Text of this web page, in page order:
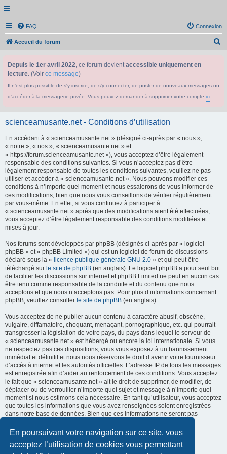
En poursuivant votre navigation sur ce site, vous
acceptez l’utilisation de cookies vous permettant
FAQ Connexion
Accueil du forum
Depuis le 1er avril 2022, ce forum devientaccessible uniquement en
lecture. (Voir ce message)
Il n'est plus possible de s'y inscrire, de s'y connecter, de poster de nouveaux messages ou
d'accéder à la messagerie privée. Vous pouvez demander à supprimer votre compte ici
scienceamusante.net - Conditions d’utilisation
En accédant à « scienceamusante.net » (désigné ci-après par « nous »,
« notre », « nos », « scienceamusante.net » et
« https://forum.scienceamusante.net »), vous acceptez d’être légalement
responsable des conditions suivantes. Si vous n’acceptez pas d’être
légalement responsable de toutes les conditions suivantes, veuillez ne pas
utiliser et accéder à « scienceamusante.net ». Nous pouvons modifier ces
conditions à n’importe quel moment et nous essaierons de vous informer de
ces modifications, bien que nous vous conseillons de vérifier régulièrement
par vous-même. En effet, si vous continuez à participer à
« scienceamusante.net » après que des modifications aient été effectuées,
vous acceptez d’être légalement responsable des conditions modifiées et
mises à jour.
Nos forums sont développés par phpBB (désignés ci-après par « logiciel
phpBB » et « phpBB Limited ») qui est un logiciel de forum de discussions
déclaré sous la « licence publique générale GNU 2.0 » et qui peut être
téléchargé sur le site de phpBB (en anglais). Le logiciel phpBB a pour seul but
de faciliter les discussions sur internet et phpBB Limited ne peut en aucun cas
être tenu comme responsable de la conduite et du contenu que nous
acceptons et que nous n’acceptons pas. Pour plus d’informations concernant
phpBB, veuillez consulter le site de phpBB (en anglais).
Vous acceptez de ne publier aucun contenu à caractère abusif, obscène,
vulgaire, diffamatoire, choquant, menaçant, pornographique, etc. qui pourrait
transgresser la législation de votre pays, du pays dans lequel le serveur de
« scienceamusante.net » est hébergé ou encore la loi internationale. Si vous
ne respectez pas ces dispositions, vous vous exposez à un bannissement
immédiat et définitif et nous nous réservons le droit d’avertir votre fournisseur
d’accès à internet et les autorités officielles. L’adresse IP de tous les messages
est enregistrée afin d’aider au renforcement de ces conditions. Vous acceptez
le fait que « scienceamusante.net » ait le droit de supprimer, de modifier, de
déplacer ou de verrouiller n’importe quel sujet et message à n’importe quel
moment si nous estimons cela nécessaire. En tant qu’utilisateur, vous acceptez
que toutes les informations que vous avez renseignées soient enregistrées
dans notre base de données. Bien que ces informations ne seront pas
« scienceamusante.net », ni phpBB, ne pourront être tenus comme
responsables en cas de tentative de piratage informatique visant à
compromettre vos données.